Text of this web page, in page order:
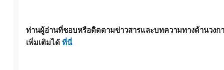
ท่านผู้อ่านที่ชอบหรือติดตามข่าวสารและบทความทางด้านวง
เพิ่มเติมได้ ที่นี่